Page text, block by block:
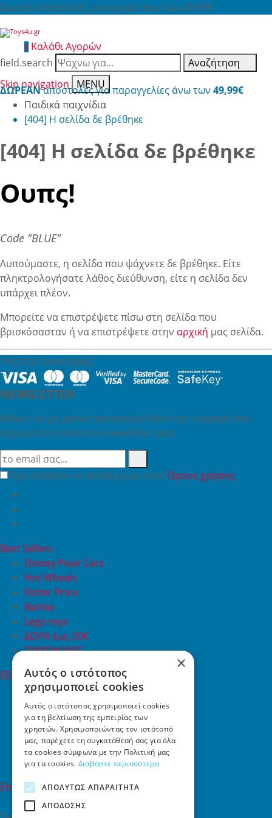
Δωρεάν Αποστολές για αγορές άνω των 49,99€
0 Καλάθι Αγορών
field.search
Αναζήτηση
Skip navigation
MENU
ΔΩΡΕΑΝαποστολές για παραγγελίες άνω των 49,99€
Παιδικά παιχνίδια
[404] Η σελίδα δε βρέθηκε
[404] Η σελίδα δε βρέθηκε
Ουπς!
Code "BLUE"
Λυπούμαστε, η σελίδα που ψάχνετε δε βρέθηκε. Είτε
πληκτρολογήσατε λάθος διεύθυνση, είτε η σελίδα δεν
υπάρχει πλέον.
Μπορείτε να επιστρέψετε πίσω στη σελίδα που
βρισκόσασταν ή να επιστρέψετε στην αρχική μας σελίδα.
ΤΡΟΠΟΙ ΠΛΗΡΩΜΗΣ
NEWSLETTER
Θέλεις να μη χάνεις προσφορά; Κάνε την εγγραφή σου
σήμερα στη λίστα του newsletter μας!
Έχω διαβάσει κι αποδέχομαι τουςΌρους χρήσης
Best Sellers
Disney Pixar Cars
Hot Wheels
Fisher Price
Barbie
Lego toys
ΔΩΡΑ έως 20€
ΠΡΟΣΦΟΡΕΣ
Εξυπηρέτηση Πελατών
Εξυπηρέτηση πελατών
Συχνές ερωτήσεις
Όροι χρήσης
Τρόποι Πληρωμής
Επιστροφές
Επικοινωνία
Επικοινωνία
×
Αυτός ο ιστότοπος
χρησιμοποιεί cookies
Αυτός ο ιστότοπος χρησιμοποιεί cookies
για τη βελτίωση της εμπειρίας των
χρηστών. Χρησιμοποιώντας τον ιστότοπό
μας, παρέχετε τη συγκατάθεσή σας για όλα
τα cookies σύμφωνα με την Πολιτική μας
για τα cookies. Διαβάστε περισσότερα
ΑΠΟΛΎΤΩΣ ΑΠΑΡΑΊΤΗΤΑ
ΑΠΌΔΟΣΗΣ